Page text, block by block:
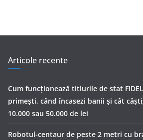
Articole recente
Cum funcționează titlurile de stat
primești, când încasezi banii şi cât
10.000 sau 50.000 de lei
Robotul-centaur de peste 2 metri cu